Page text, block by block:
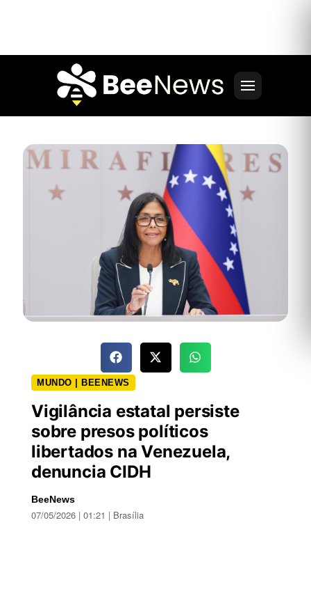
MUNDO | BEENEWS
Vigilância estatal persiste
sobre presos políticos
libertados na Venezuela,
denuncia CIDH
BeeNews
07/05/2026 | 01:21 | Brasília